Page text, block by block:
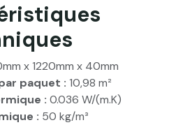
x 1220mm x 40mm
paquet : 10,98 m²
: 0.036 W/(m.K)
: 50 kg/m³